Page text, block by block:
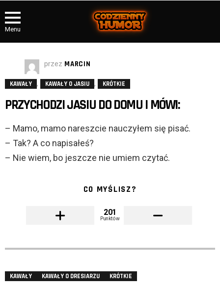
Menu
przez MARCIN
KAWAŁY , KAWAŁY O JASIU , KRÓTKIE
PRZYCHODZI JASIU DO DOMU I MÓWI:
– Mamo, mamo nareszcie nauczyłem się pisać.
– Tak? A co napisałeś?
– Nie wiem, bo jeszcze nie umiem czytać.
CO MYŚLISZ?
201
Punktów
KAWAŁY KAWAŁY O DRESIARZU KRÓTKIE